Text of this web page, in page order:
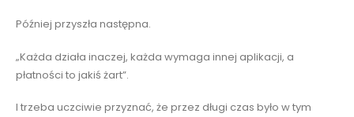
Później przyszła następna.
„Każda działa inaczej, każda wymaga innej aplikacji, a
płatności to jakiś żart”.
I trzeba uczciwie przyznać, że przez długi czas było w tym